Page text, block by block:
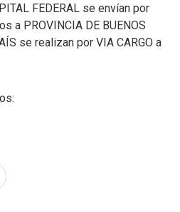
FEDERAL se envían por
a PROVINCIA DE BUENOS
se realizan por VIA CARGO a